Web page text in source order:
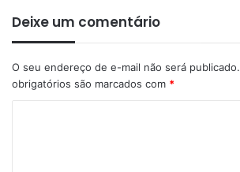
Deixe um comentário
O seu endereço de e-mail não será publicado.
obrigatórios são marcados com *